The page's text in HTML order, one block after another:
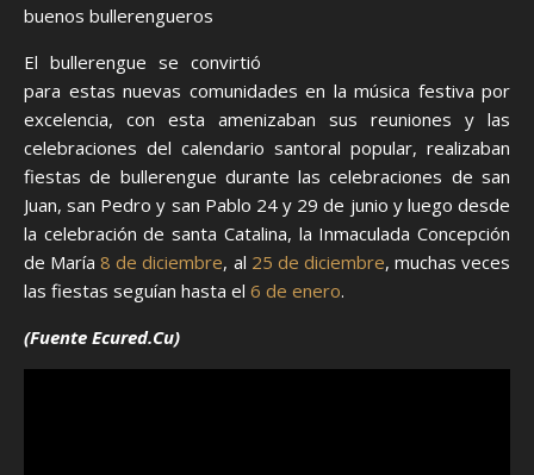
buenos bullerengueros
El bullerengue se convirtió
para estas nuevas comunidades en la música festiva por
excelencia, con esta amenizaban sus reuniones y las
celebraciones del calendario santoral popular, realizaban
fiestas de bullerengue durante las celebraciones de san
Juan, san Pedro y san Pablo 24 y 29 de junio y luego desde
la celebración de santa Catalina, la Inmaculada Concepción
de María8 de diciembre, al 25 de diciembre, muchas veces
las fiestas seguían hasta el 6 de enero.
(Fuente Ecured.Cu)